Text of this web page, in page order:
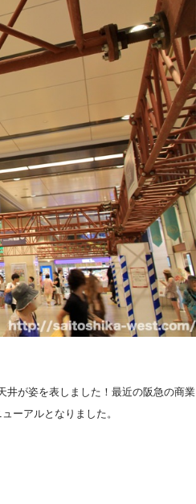
井が姿を表しました！最近の阪急の商業
ーアルとなりました。